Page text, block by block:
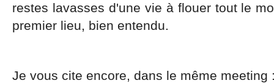
restes lavasses d'une vie à flouer tout le
premier lieu, bien entendu.
Je vous cite encore, dans le même meeting